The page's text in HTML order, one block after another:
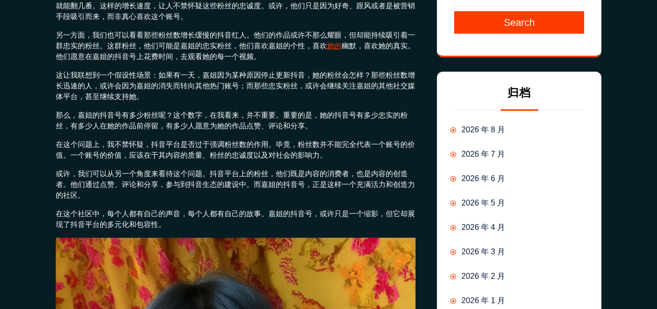
就能翻几番。这样的增长速度，让人不禁怀疑这些粉丝的忠诚度。或许，他们只是因为好奇、跟风或者是被营销
手段吸引而来，而非真心喜欢这个账号。
另一方面，我们也可以看看那些粉丝数增长缓慢的抖音红人。他们的作品或许不那么耀眼，但却能持续吸引着一
群忠实的粉丝。这群粉丝，他们可能是嘉姐的忠实粉丝，他们喜欢嘉姐的个性，喜欢她的幽默，喜欢她的真实。
他们愿意在嘉姐的抖音号上花费时间，去观看她的每一个视频。
这让我联想到一个假设性场景：如果有一天，嘉姐因为某种原因停止更新抖音，她的粉丝会怎样？那些粉丝数增
长迅速的人，或许会因为嘉姐的消失而转向其他热门账号；而那些忠实粉丝，或许会继续关注嘉姐的其他社交媒
体平台，甚至继续支持她。
那么，嘉姐的抖音号有多少粉丝呢？这个数字，在我看来，并不重要。重要的是，她的抖音号有多少忠实的粉
丝，有多少人在她的作品前停留，有多少人愿意为她的作品点赞、评论和分享。
在这个问题上，我不禁怀疑，抖音平台是否过于强调粉丝数的作用。毕竟，粉丝数并不能完全代表一个账号的价
值。一个账号的价值，应该在于其内容的质量、粉丝的忠诚度以及对社会的影响力。
或许，我们可以从另一个角度来看待这个问题。抖音平台上的粉丝，他们既是内容的消费者，也是内容的创造
者。他们通过点赞、评论和分享，参与到抖音生态的建设中。而嘉姐的抖音号，正是这样一个充满活力和创造力
的社区。
在这个社区中，每个人都有自己的声音，每个人都有自己的故事。嘉姐的抖音号，或许只是一个缩影，但它却展
现了抖音平台的多元化和包容性。
Search
归档
2026 年 8 月
2026 年 7 月
2026 年 6 月
2026 年 5 月
2026 年 4 月
2026 年 3 月
2026 年 2 月
2026 年 1 月